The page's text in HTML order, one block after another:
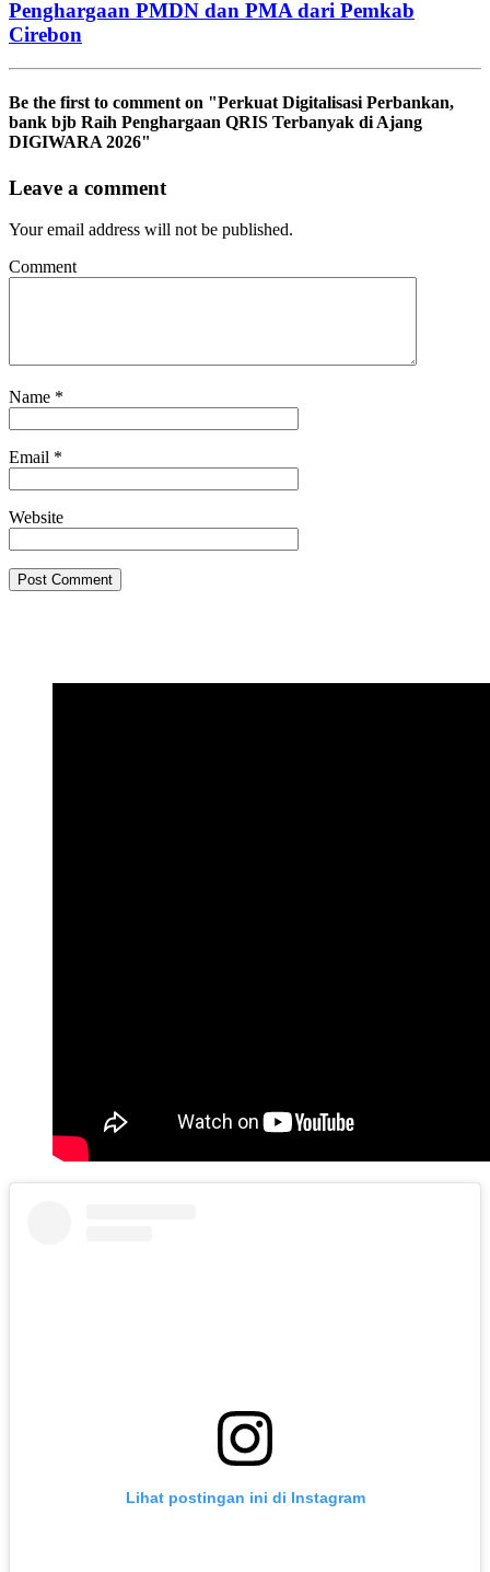
Penghargaan PMDN dan PMA dari Pemkab
Cirebon
Be the first to comment on "Perkuat Digitalisasi Perbankan,
bank bjb Raih Penghargaan QRIS Terbanyak di Ajang
DIGIWARA 2026"
Leave a comment
Your email address will not be published.
Comment
Name *
Email *
Website
Lihat postingan ini di Instagram